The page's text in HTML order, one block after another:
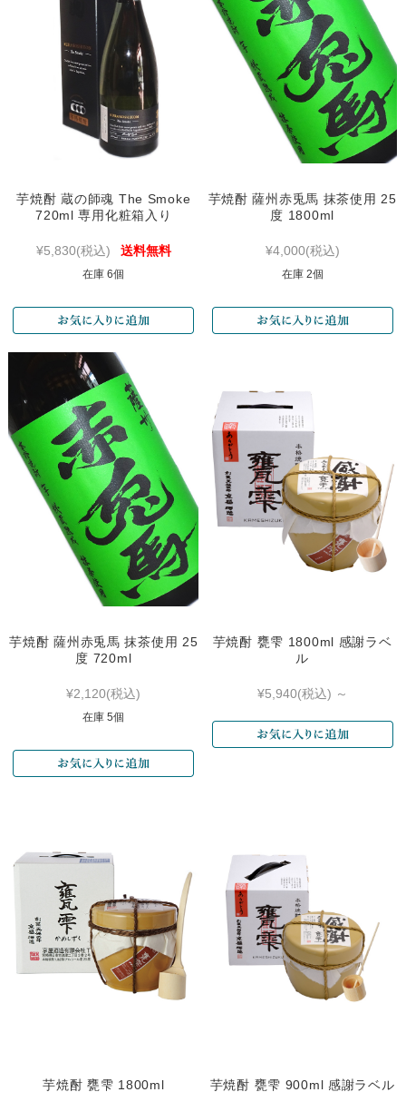
芋焼酎 蔵の師魂 The Smoke
720ml 専用化粧箱入り
¥5,830(税込) 送料無料
在庫 6個
芋焼酎 薩州赤兎馬 抹茶使用 25
度 1800ml
¥4,000(税込)
在庫 2個
芋焼酎 薩州赤兎馬 抹茶使用 25
度 720ml
¥2,120(税込)
在庫 5個
芋焼酎 甕雫 1800ml 感謝ラベ
ル
¥5,940(税込) ～
芋焼酎 甕雫 1800ml 芋焼酎 甕雫 900ml 感謝ラベル